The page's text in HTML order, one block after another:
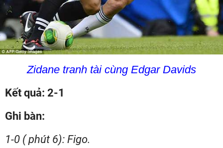
Zidane tranh tài cùng Edgar Davids
Kết quả: 2-1
Ghi bàn:
1-0 ( phút 6): Figo.